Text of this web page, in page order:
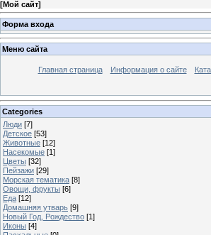
[Мой сайт]
Форма входа
Меню сайта
Главная страница Информация о сайте
Categories
Люди [7]
Детское [53]
Животные [12]
Насекомые [1]
Цветы [32]
Пейзажи [29]
Морская тематика [8]
Овощи, фрукты [6]
Еда [12]
Домашняя утварь [9]
Новый Год, Рождество [1]
Иконы [4]